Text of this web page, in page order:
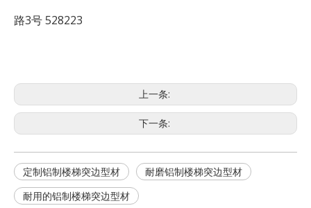
路3号 528223
上一条:
下一条:
定制铝制楼梯突边型材
耐磨铝制楼梯突边型材
耐用的铝制楼梯突边型材